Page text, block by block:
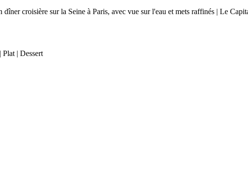
Plat | Dessert